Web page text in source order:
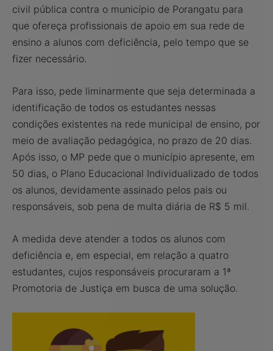
civil pública contra o município de Porangatu para
que ofereça profissionais de apoio em sua rede de
ensino a alunos com deficiência, pelo tempo que se
fizer necessário.
Para isso, pede liminarmente que seja determinada a
identificação de todos os estudantes nessas
condições existentes na rede municipal de ensino, por
meio de avaliação pedagógica, no prazo de 20 dias.
Após isso, o MP pede que o município apresente, em
50 dias, o Plano Educacional Individualizado de todos
os alunos, devidamente assinado pelos pais ou
responsáveis, sob pena de multa diária de R$ 5 mil.
A medida deve atender a todos os alunos com
deficiência e, em especial, em relação a quatro
estudantes, cujos responsáveis procuraram a 1ª
Promotoria de Justiça em busca de uma solução.